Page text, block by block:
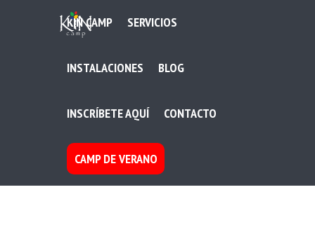
KIN CAMP SERVICIOS
INSTALACIONES BLOG
INSCRÍBETE AQUÍ CONTACTO
CAMP DE VERANO